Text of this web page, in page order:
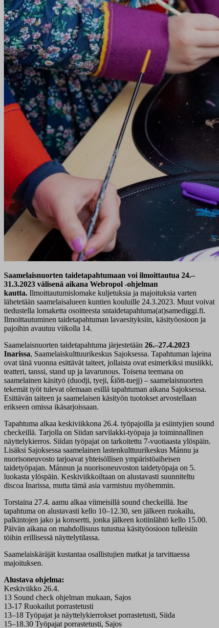
Saamelaisnuorten taidetapahtumaan voi ilmoittautua 24.–
31.3.2023 välisenä aikana Webropol -ohjelman
kautta. Ilmoittautumislomake kuljetuksia ja majoituksia varten
lähetetään saamelaisalueen kuntien kouluille 24.3.2023. Muut voivat
tiedustella lomaketta osoitteesta sntaidetapahtuma(at)samediggi.fi.
Ilmoittautuminen taidetapahtuman lavaesityksiin, käsityöosioon ja
pajoihin avautuu viikolla 14.
Saamelaisnuorten taidetapahtuma järjestetään 26.–27.4.2023
Inarissa, Saamelaiskulttuurikeskus Sajoksessa. Tapahtuman lajeina
ovat tänä vuonna esittävät taiteet, jollaista ovat esimerkiksi musiikki,
teatteri, tanssi, stand up ja lavarunous. Toisena teemana on
saamelainen käsityö (duodji, tyeji, ǩiõtt-tuejj) – saamelaisnuorten
tekemät työt tulevat olemaan esillä tapahtuman aikana Sajoksessa.
Esittävän taiteen ja saamelaisen käsityön tuotokset arvostellaan
erikseen omissa ikäsarjoissaan.
Tapahtuma alkaa keskiviikkona 26.4. työpajoilla ja esiintyjien sound
checkeillä. Tarjolla on Siidan sarvilakki-työpaja ja toiminnallinen
näyttelykierros. Siidan työpajat on tarkoitettu 7-vuotiaasta ylöspäin.
Lisäksi Sajoksessa saamelainen lastenkulttuurikeskus Mánnu ja
nuorisoneuvosto tarjoavat yhteisöllisen ympäristöaiheisen
taidetyöpajan. Mánnun ja nuorisoneuvoston taidetyöpaja on 5.
luokasta ylöspäin. Keskiviikkoiltaan on alustavasti suunniteltu
discoa Inarissa, mutta tämä asia varmistuu myöhemmin.
Torstaina 27.4. aamu alkaa viimeisillä sound checkeillä. Itse
tapahtuma on alustavasti kello 10–12.30, sen jälkeen ruokailu,
palkintojen jako ja konsertti, jonka jälkeen kotiinlähtö kello 15.00.
Päivän aikana on mahdollisuus tutustua käsityöosioon tulleisiin
töihin erillisessä näyttelytilassa.
Saamelaiskäräjät kustantaa osallistujien matkat ja tarvittaessa
majoituksen.
Alustava ohjelma:
Keskiviikko 26.4.
13 Sound check ohjelman mukaan, Sajos
13-17 Ruokailut porrastetusti
13–18 Työpajat ja näyttelykierrokset porrastetusti, Siida
15–18.30 Työpajat porrastetusti, Sajos